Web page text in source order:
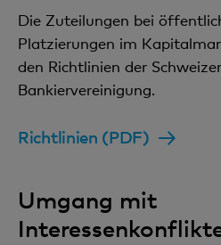
Die Zuteilungen bei
Platzierungen im
den Richtlinien der
Bankiervereinigung.
Richtlinien (PDF)
Umgang mit